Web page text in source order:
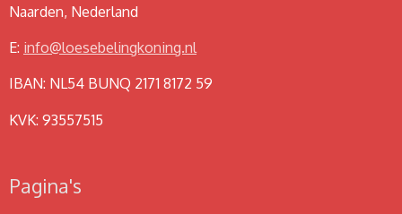
Naarden, Nederland
E: info@loesebelingkoning.nl
IBAN: NL54 BUNQ 2171 8172 59
KVK: 93557515
Pagina's